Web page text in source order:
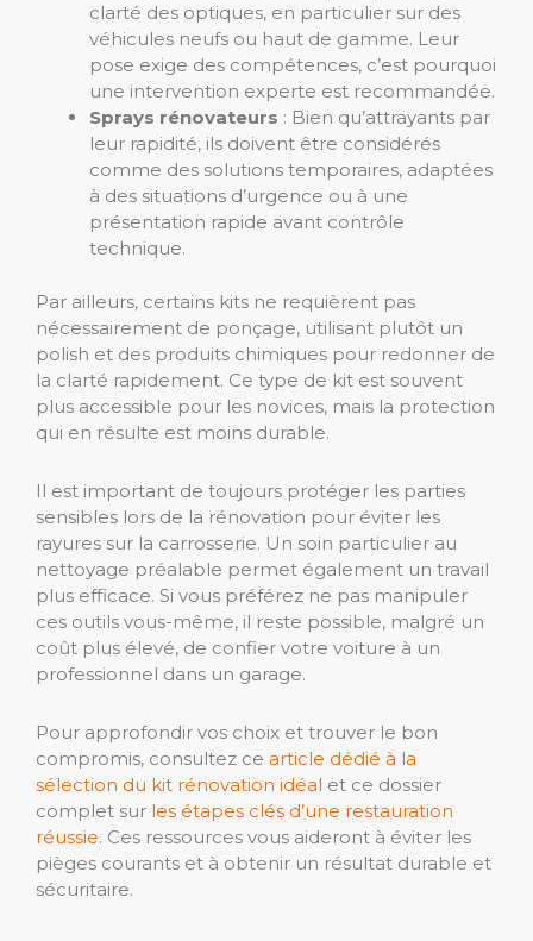
clarté des optiques, en particulier sur des
véhicules neufs ou haut de gamme. Leur
pose exige des compétences, c’est pourquoi
une intervention experte est recommandée.
Sprays rénovateurs : Bien qu’attrayants par
leur rapidité, ils doivent être considérés
comme des solutions temporaires, adaptées
à des situations d’urgence ou à une
présentation rapide avant contrôle
technique.
Par ailleurs, certains kits ne requièrent pas
nécessairement de ponçage, utilisant plutôt un
polish et des produits chimiques pour redonner de
la clarté rapidement. Ce type de kit est souvent
plus accessible pour les novices, mais la protection
qui en résulte est moins durable.
Il est important de toujours protéger les parties
sensibles lors de la rénovation pour éviter les
rayures sur la carrosserie. Un soin particulier au
nettoyage préalable permet également un travail
plus efficace. Si vous préférez ne pas manipuler
ces outils vous-même, il reste possible, malgré un
coût plus élevé, de confier votre voiture à un
professionnel dans un garage.
Pour approfondir vos choix et trouver le bon
compromis, consultez ce article dédié à la
sélection du kit rénovation idéal et ce dossier
complet sur les étapes clés d’une restauration
réussie. Ces ressources vous aideront à éviter les
pièges courants et à obtenir un résultat durable et
sécuritaire.